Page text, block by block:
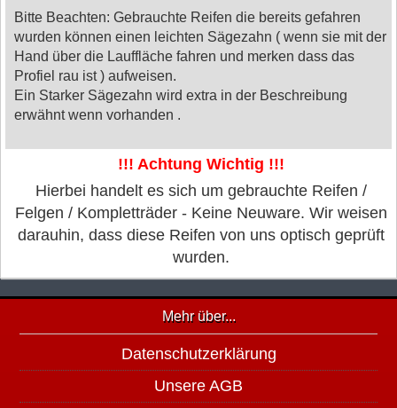
Bitte Beachten: Gebrauchte Reifen die bereits gefahren
wurden können einen leichten Sägezahn ( wenn sie mit der
Hand über die Lauffläche fahren und merken dass das
Profiel rau ist ) aufweisen.
Ein Starker Sägezahn wird extra in der Beschreibung
erwähnt wenn vorhanden .
!!! Achtung Wichtig !!!
Hierbei handelt es sich um gebrauchte Reifen /
Felgen / Kompletträder - Keine Neuware. Wir weisen
darauhin, dass diese Reifen von uns optisch geprüft
wurden.
Mehr über...
Datenschutzerklärung
Unsere AGB